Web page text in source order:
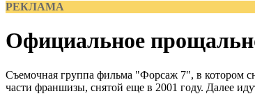
РЕКЛАМА
Официальное
Съемочная группа фильма "Форсаж 7", в котором
части франшизы, снятой еще в 2001 году. Далее